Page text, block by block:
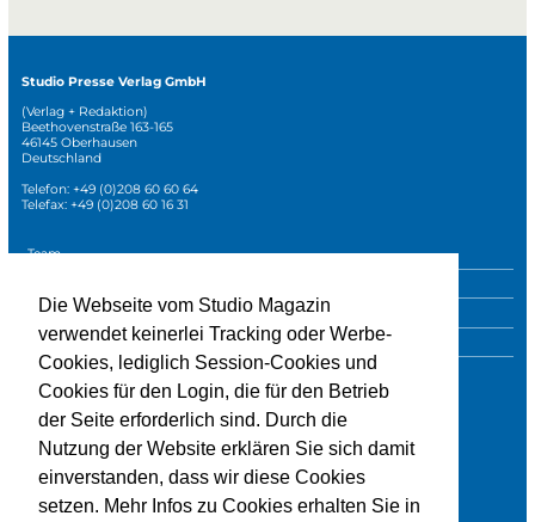
Die Webseite vom Studio Magazin
verwendet keinerlei Tracking oder Werbe-
Cookies, lediglich Session-Cookies und
Cookies für den Login, die für den Betrieb
der Seite erforderlich sind. Durch die
Nutzung der Website erklären Sie sich damit
einverstanden, dass wir diese Cookies
setzen. Mehr Infos zu Cookies erhalten Sie in
Studio Presse Verlag GmbH
(Verlag + Redaktion)
Beethovenstraße 163-165
46145 Oberhausen
Deutschland
Telefon: +49 (0)208 60 60 64
Telefax: +49 (0)208 60 16 31
Navigation
Team
Sonderpublikationen
Impressum
Datenschutz
» zur Studio-Website